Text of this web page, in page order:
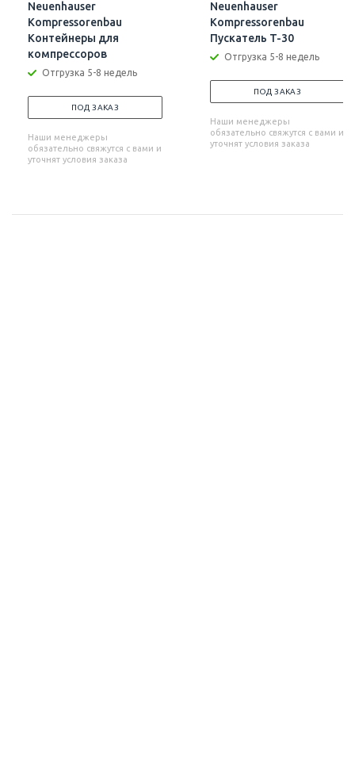
Neuenhauser
Kompressorenbau
Контейнеры для
компрессоров
Отгрузка 5-8 недель
ПОД ЗАКАЗ
Наши менеджеры
обязательно свяжутся с вами и
уточнят условия заказа
Neuenhauser
Kompressorenbau
Пускатель T-30
Отгрузка 5-8 недель
ПОД ЗАКАЗ
Наши менеджеры
обязательно свяжутся с вами и
уточнят условия заказа